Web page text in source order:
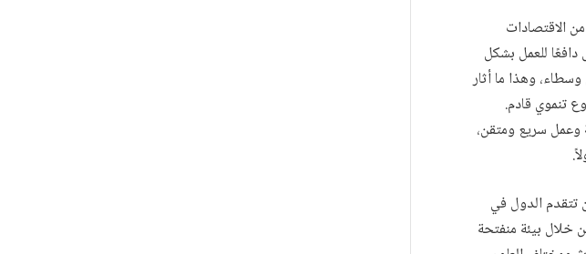
الاقتصادات
للعمل بشكل
وهذا ما أثار
تنموي قادم.
وعمل سريع ومتقن،
تتقدم الدول في
خلال بيئة منفتحة